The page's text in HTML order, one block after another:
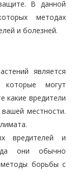
В данной
методах
и болезней.
является
которые могут
какие вредители
местности.
вредителей и
они обычно
борьбы с